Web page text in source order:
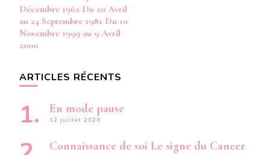
Décembre 1962 Du 20 Avril
au 24 Septembre 1981 Du 10
Novembre 1999 au 9 Avril
2000
ARTICLES RÉCENTS
En mode pause
12 juillet 2026
Connaissance de soi Le signe du Cancer